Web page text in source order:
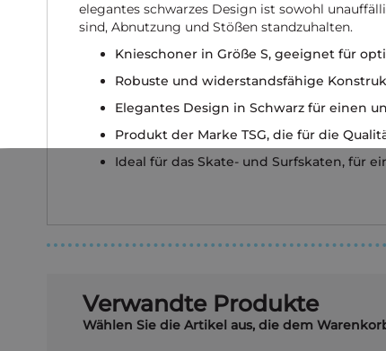
elegantes schwarzes Design ist sowohl
sind, Abnutzung und Stößen standzuhalten.
Knieschoner in Größe S, geeignet für
Robuste und widerstandsfähige
Elegantes Design in Schwarz für einen
Produkt der Marke TSG, die für die
Ideal für das Skate- und Surfskaten, für
Verwandte Produkte
Wählen Sie die Artikel aus, die dem